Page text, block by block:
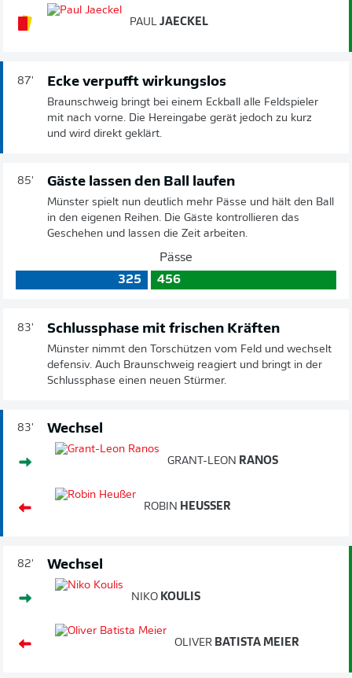
PAUL JAECKEL
87' Ecke verpufft wirkungslos
Braunschweig bringt bei einem Eckball alle Feldspieler
mit nach vorne. Die Hereingabe gerät jedoch zu kurz
und wird direkt geklärt.
85' Gäste lassen den Ball laufen
Münster spielt nun deutlich mehr Pässe und hält den Ball
in den eigenen Reihen. Die Gäste kontrollieren das
Geschehen und lassen die Zeit arbeiten.
Pässe
325
456
83' Schlussphase mit frischen Kräften
Münster nimmt den Torschützen vom Feld und wechselt
defensiv. Auch Braunschweig reagiert und bringt in der
Schlussphase einen neuen Stürmer.
83' Wechsel
GRANT-LEON RANOS
ROBIN HEUSSER
82' Wechsel
NIKO KOULIS
OLIVER BATISTA MEIER